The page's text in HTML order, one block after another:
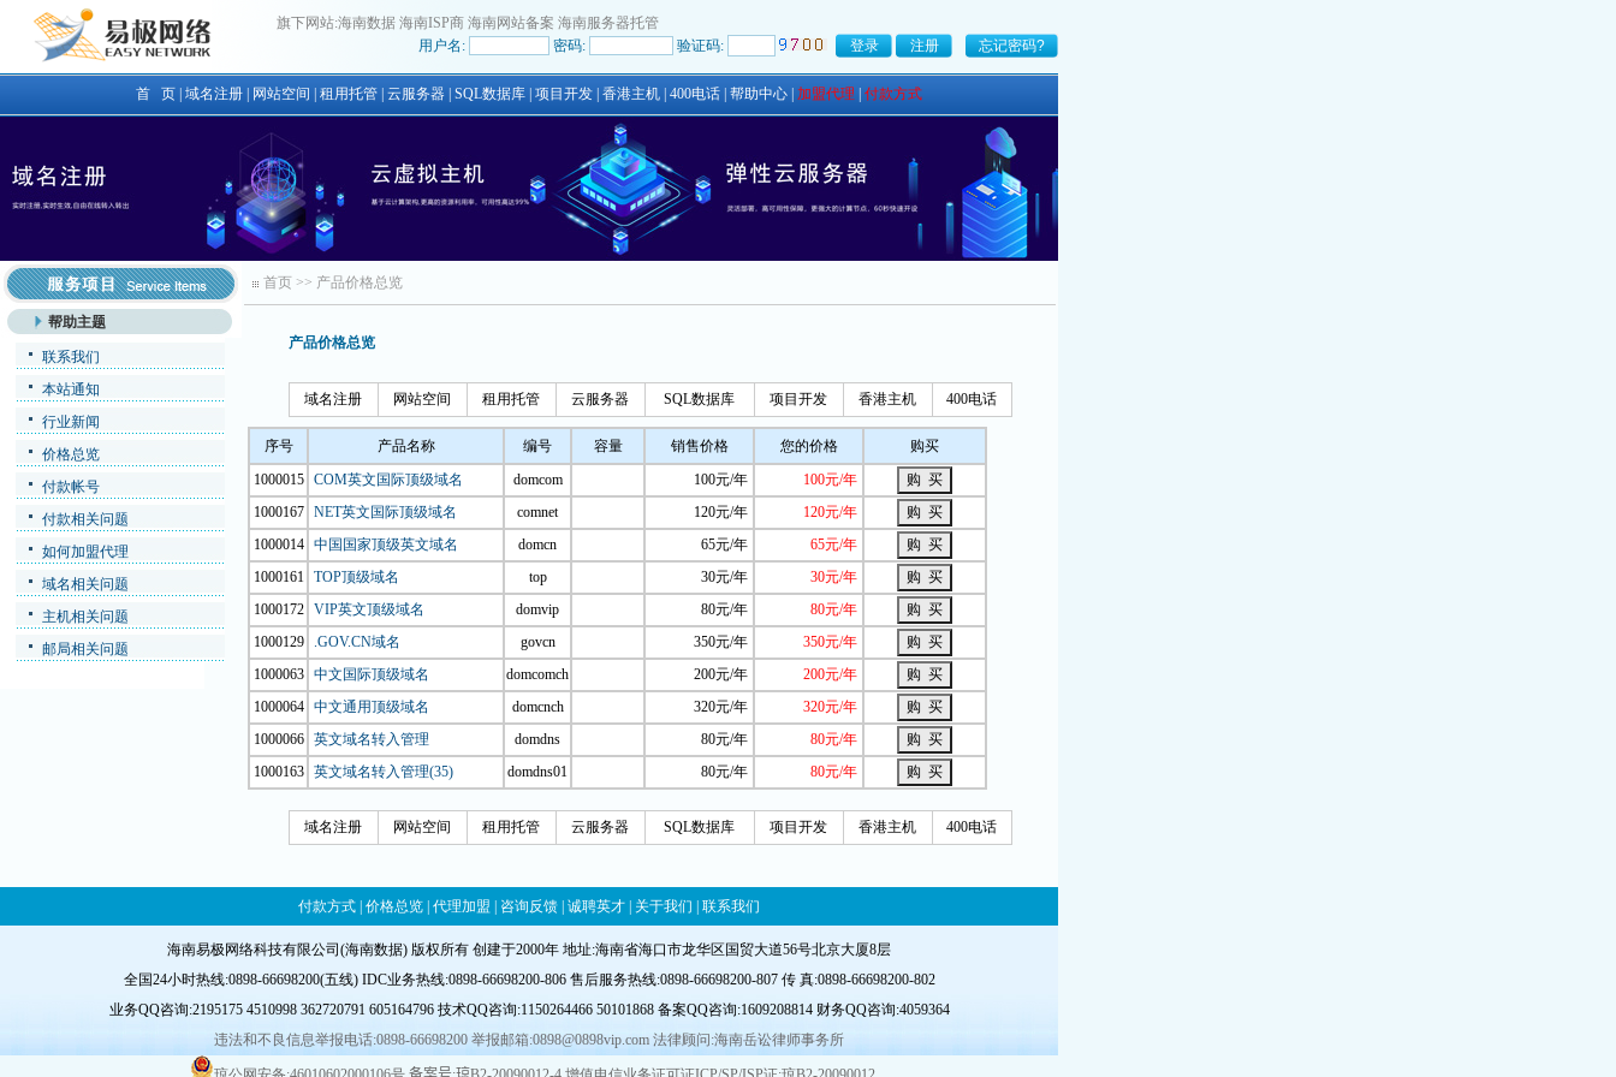
旗下网站:海南数据 海南ISP商 海南网站备案 海南服务器托管
用户名:
密码: 验证码:
首 页 域名注册 网站空间 租用托管 云服务器 SQL数据库 项目开发 香港主机 400电话 帮助中心 加盟代理 付款方式
帮助主题
联系我们
本站通知
行业新闻
价格总览
付款帐号
付款相关问题
如何加盟代理
域名相关问题
主机相关问题
邮局相关问题
首页 >> 产品价格总览
产品价格总览
域名注册 网站空间 租用托管 云服务器 SQL数据库 项目开发 香港主机 400电话
序号 产品名称 编号 容量 销售价格 您的价格
购买
1000015
COM英文国际顶级域名 domcom 100元/年
100元/年
1000167
NET英文国际顶级域名 comnet 120元/年
120元/年
1000014
中国国家顶级英文域名 domcn 65元/年
65元/年
1000161
TOP顶级域名 top 30元/年
30元/年
1000172
VIP英文顶级域名 domvip 80元/年
80元/年
1000129
.GOV.CN域名 govcn 350元/年
350元/年
1000063
中文国际顶级域名 domcomch 200元/年
200元/年
1000064
中文通用顶级域名 domcnch 320元/年
320元/年
1000066
英文域名转入管理 domdns 80元/年
80元/年
1000163
英文域名转入管理(35) domdns01 80元/年 80元/年
域名注册 网站空间 租用托管 云服务器 SQL数据库 项目开发 香港主机 400电话
付款方式 价格总览 代理加盟 咨询反馈 诚聘英才 关于我们 联系我们
海南易极网络科技有限公司(海南数据) 版权所有 创建于2000年 地址:海南省海口市龙华区国贸大道56号北京大厦8层
全国24小时热线:0898-66698200(五线) IDC业务热线:0898-66698200-806 售后服务热线:0898-66698200-807 传 真:0898-66698200-802
业务QQ咨询:2195175 4510998 362720791 605164796 技术QQ咨询:1150264466 50101868备案QQ咨询:1609208814财务QQ咨询:4059364
违法和不良信息举报电话:0898-66698200 举报邮箱:0898@0898vip.com 法律顾问:海南岳讼律师事务所